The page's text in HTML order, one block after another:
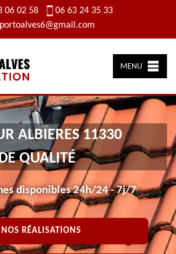
06 02 58
06 63 24 35 33
MENU
ALBIERES 11330
QUALITÉ
disponibles 24h/24 - 7j/7
NOS RÉALISATIONS